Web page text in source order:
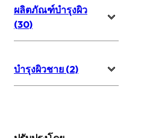
ผลิตภัณฑ์บำรุงผิว
(30)
บำรุงผิวชาย (2)